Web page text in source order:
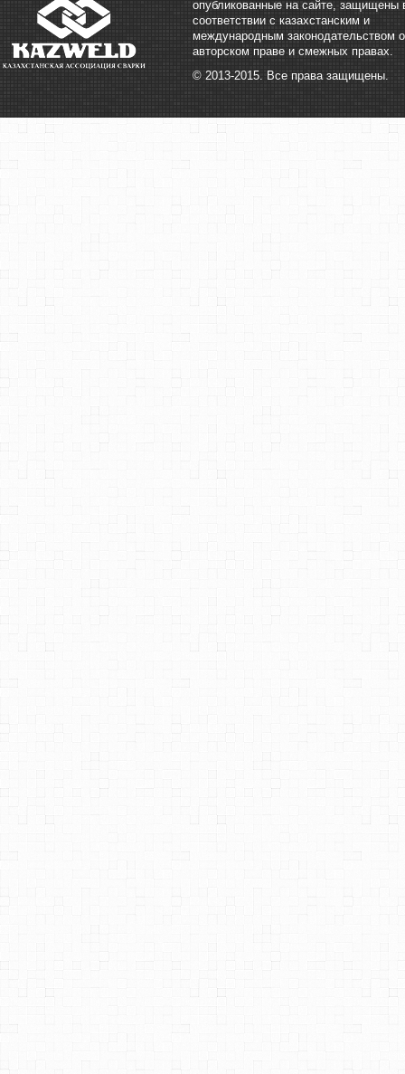
опубликованные на сайте, защищены
соответствии с казахстанским и
международным законодательством
авторском праве и смежных правах.
© 2013-2015. Все права защищены.